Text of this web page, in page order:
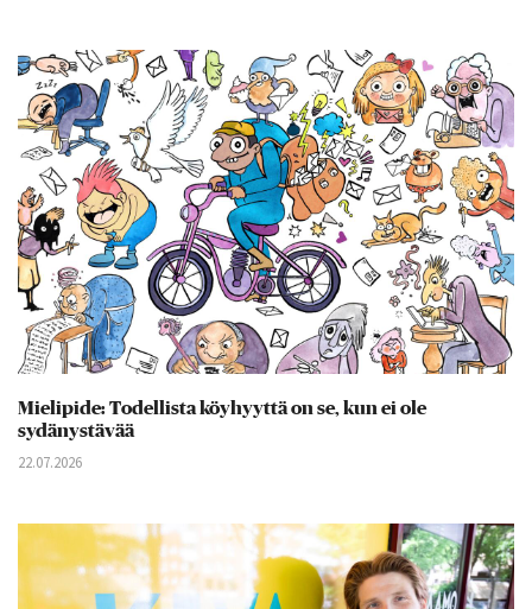
Mielipide: Todellista köyhyyttä on se, kun ei ole
sydänystävää
22.07.2026